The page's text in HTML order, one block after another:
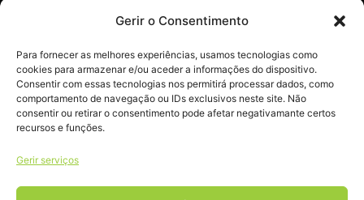
Gerir o Consentimento
Para fornecer as melhores experiências, usamos tecnologias como
cookies para armazenar e/ou aceder a informações do dispositivo.
Consentir com essas tecnologias nos permitirá processar dados, como
comportamento de navegação ou IDs exclusivos neste site. Não
consentir ou retirar o consentimento pode afetar negativamante certos
recursos e funções.
Gerir serviços
novidades e dicas
imperdíveis diretamente no
teu e-mail.